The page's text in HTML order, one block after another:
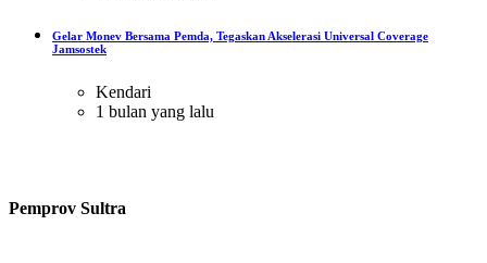
Gelar Monev Bersama Pemda, Tegaskan Akselerasi Universal Coverage
Jamsostek
Kendari
1 bulan yang lalu
Pemprov Sultra